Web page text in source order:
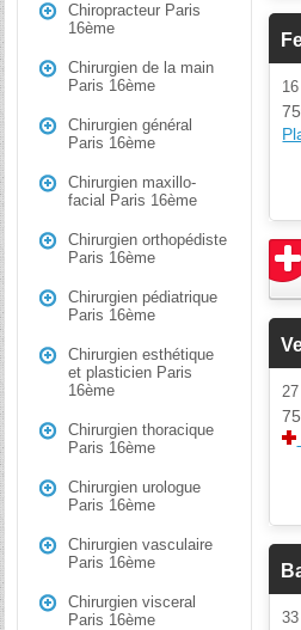
Chiropracteur Paris
16ème
Chirurgien de la main
Paris 16ème
Chirurgien général
Paris 16ème
Chirurgien maxillo-
facial Paris 16ème
Chirurgien orthopédiste
Paris 16ème
Chirurgien pédiatrique
Paris 16ème
Chirurgien esthétique
et plasticien Paris
16ème
Chirurgien thoracique
Paris 16ème
Chirurgien urologue
Paris 16ème
Chirurgien vasculaire
Paris 16ème
Chirurgien visceral
Paris 16ème